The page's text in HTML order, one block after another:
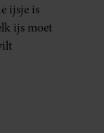
ijsje is
ijs moet